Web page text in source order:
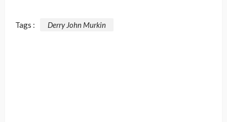
Tags : Derry John Murkin